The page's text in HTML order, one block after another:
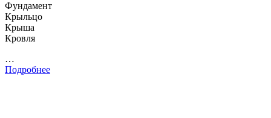
Фундамент
Крыльцо
Крыша
Кровля
…
Подробнее